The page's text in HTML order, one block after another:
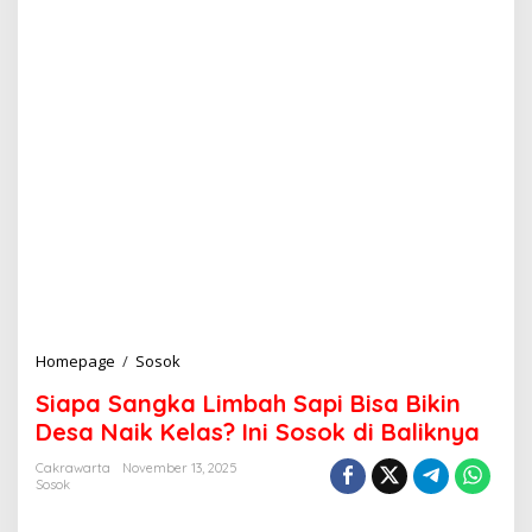
Homepage / Sosok
a
p
a
S
Siapa Sangka Limbah Sapi Bisa Bikin
Desa Naik Kelas? Ini Sosok di Baliknya
Cakrawarta
November 13, 2025
Sosok